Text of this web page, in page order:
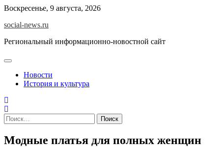
Skip
content
Воскресенье, 9 августа, 2026
social-news.ru
Региональный информационно-новостной сайт
Новости
История и культура
Найти:
Модные платья для полных женщин